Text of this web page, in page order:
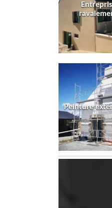
Peinture